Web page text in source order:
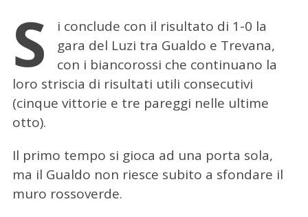
S
i conclude con il risultato di 1-0 la
gara del Luzi tra Gualdo e Trevana,
con i biancorossi che continuano la
loro striscia di risultati utili consecutivi
(cinque vittorie e tre pareggi nelle ultime
otto).
Il primo tempo si gioca ad una porta sola,
ma il Gualdo non riesce subito a sfondare il
muro rossoverde.